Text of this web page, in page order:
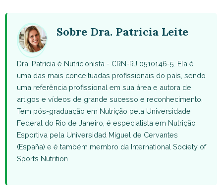
Sobre Dra. Patricia Leite
Dra. Patricia é Nutricionista - CRN-RJ 0510146-5. Ela é
uma das mais conceituadas profissionais do país, sendo
uma referência profissional em sua área e autora de
artigos e vídeos de grande sucesso e reconhecimento.
Tem pós-graduação em Nutrição pela Universidade
Federal do Rio de Janeiro, é especialista em Nutrição
Esportiva pela Universidad Miguel de Cervantes
(España) e é também membro da International Society of
Sports Nutrition.